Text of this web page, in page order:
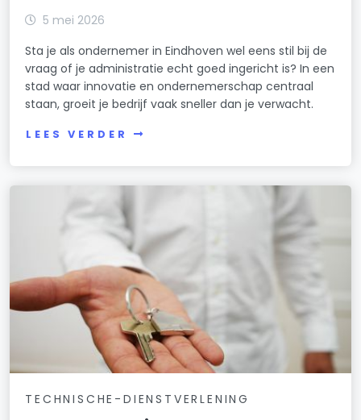
5 mei 2026
Sta je als ondernemer in Eindhoven wel eens stil bij de
vraag of je administratie echt goed ingericht is? In een
stad waar innovatie en ondernemerschap centraal
staan, groeit je bedrijf vaak sneller dan je verwacht.
LEES VERDER
TECHNISCHE-DIENSTVERLENING